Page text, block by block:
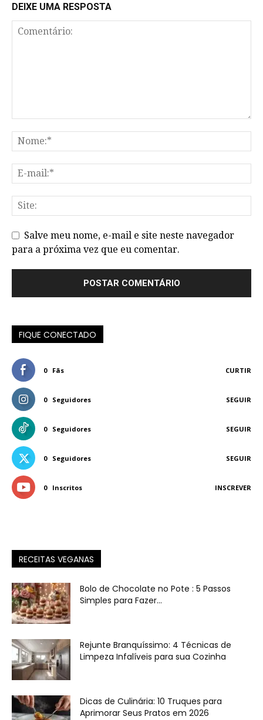
DEIXE UMA RESPOSTA
Salve meu nome, e-mail e site neste navegador
para a próxima vez que eu comentar.
FIQUE CONECTADO
0 Fãs CURTIR
0 Seguidores SEGUIR
0 Seguidores SEGUIR
0 Seguidores SEGUIR
0 Inscritos INSCREVER
RECEITAS VEGANAS
Bolo de Chocolate no Pote : 5 Passos
Simples para Fazer...
Rejunte Branquíssimo: 4 Técnicas de
Limpeza Infalíveis para sua Cozinha
Dicas de Culinária: 10 Truques para
Aprimorar Seus Pratos em 2026